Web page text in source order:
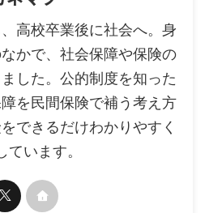
高校卒業後に社会へ。身
かで、社会保障や保険の
した。公的制度を知った
を民間保険で補う考え方
できるだけわかりやすく
ています。